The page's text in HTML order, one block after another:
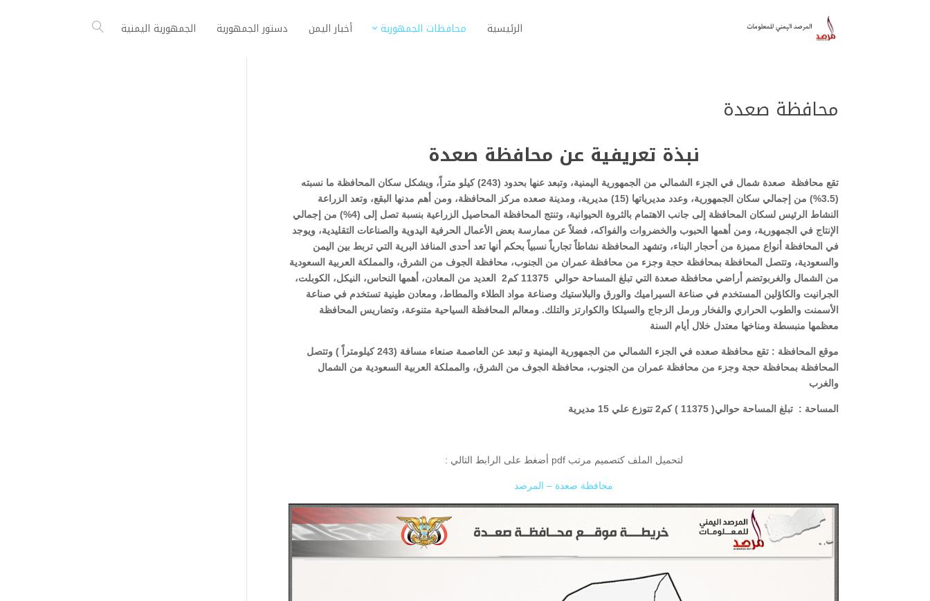
الرئيسية محافظات الجمهورية أخبار اليمن دستور الجمهورية الجمهورية اليمنية
محافظة صعدة
نبذة تعريفية عن محافظة صعدة
تقع محافظة صعدة شمال في الجزء الشمالي من الجمهورية اليمنية، وتبعد عنها بحدود (243) كيلو متراً، ويشكل سكان المحافظة ما نسبته
(3.5%) من إجمالي سكان الجمهورية، وعدد مديرياتها (15) مديرية، ومدينة صعده مركز المحافظة، ومن أهم مدنها البقع، وتعد الزراعة
النشاط الرئيس لسكان المحافظة إلى جانب الاهتمام بالثروة الحيوانية، وتنتج المحافظة المحاصيل الزراعية بنسبة تصل إلى (4%) من إجمالي
الإنتاج في الجمهورية، ومن أهمها الحبوب والخضروات والفواكه، فضلاً عن ممارسة بعض الأعمال الحرفية اليدوية والصناعات التقليدية، ويوجد
في المحافظة أنواع مميزة من أحجار البناء، وتشهد المحافظة نشاطاً تجارياً نسبياً بحكم أنها تعد أحدى المنافذ البرية التي تربط بين اليمن
والسعودية، وتتصل المحافظة بمحافظة حجة وجزء من محافظة عمران من الجنوب، محافظة الجوف من الشرق، والمملكة العربية السعودية
من الشمال والغربوتضم أراضي محافظة صعدة التي تبلغ المساحة حوالي 11375 كم2 العديد من المعادن، أهمها النحاس، النيكل، الكوبلت،
الجرانيت والكاؤلين المستخدم في صناعة السيراميك والورق والبلاستيك وصناعة مواد الطلاء والمطاط، ومعادن طينية تستخدم في صناعة
الأسمنت والطوب الحراري والفخار ورمل الزجاج والسيلكا والكوارتز والتلك. ومعالم المحافظة السياحية متنوعة، وتضاريس المحافظة
معظمها منبسطة ومناخها معتدل خلال أيام السنة
موقع المحافظة :
تقع محافظة صعده في الجزء الشمالي من الجمهورية اليمنية و تبعد عن العاصمة صنعاء مسافة (243 كيلومتراً ) وتتصل
المحافظة بمحافظة حجة وجزء من محافظة عمران من الجنوب، محافظة الجوف من الشرق، والمملكة العربية السعودية من الشمال
والغرب
المساحة : تبلغ المساحة حوالي( 11375 ) كم2 تتوزع علي 15 مديرية
لتحميل الملف كتصميم مرتب pdf أضغط على الرابط التالي :
محافظة صعدة – المرصد